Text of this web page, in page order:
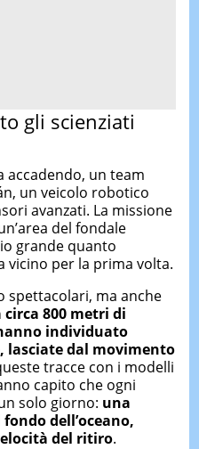
gli scienziati
accadendo, un team
un veicolo robotico
avanzati. La missione
del fondale
grande quanto
vicino per la prima volta.
spettacolari, ma anche
800 metri di
individuato
dal movimento
tracce con i modelli
capito che ogni
solo giorno: una
dell’oceano,
del ritiro.